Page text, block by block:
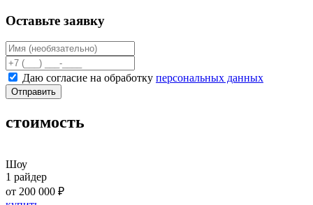
Оставьте заявку
Даю согласие на обработку персональных данных
Отправить
стоимость
Шоу
1 райдер
от 200 000 ₽